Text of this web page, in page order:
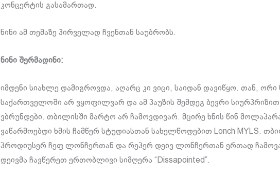
კონცერტის გასამართად.
ნინი ამ თემაზე პირველად ჩვენთან საუბრობს.
ნინი შერმადინი:
იმდენი სიახლე დამიგროვდა, აღარც კი ვიცი, საიდან დავიწყო. თან, ორი
საქართველოში არ ვყოფილვარ და ამ პაუზის შემდეგ ბევრი სიურპრიზით
ვბრუნდები. თბილისში მარტო არ ჩამოვდივარ. მცირე ხნის წინ
ვაწარმოებდი ხმის ჩამწერ სტუდიასთან სახელწოდებით Lonch MYLS.
პროდიუსერ ჩეფ ლონჩერთან და რეპერ დეივ ლონჩერთან ერთად
დეივმა ჩავწერეთ ერთობლივი სიმღერა “Dissapointed”.